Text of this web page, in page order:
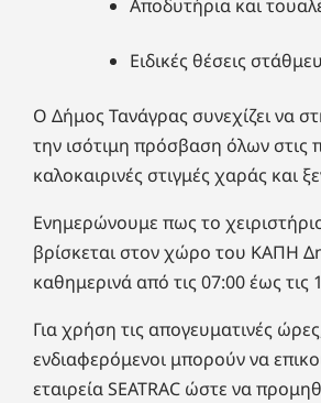
Αποδυτήρια και
Ειδικές θέσεις
Ο Δήμος Τανάγρας συνεχίζει να
την ισότιμη πρόσβαση όλων στις
καλοκαιρινές στιγμές χαράς και
Ενημερώνουμε πως το
βρίσκεται στον χώρο του ΚΑΠΗ
καθημερινά από τις 07:00 έως τις
Για χρήση τις απογευματινές
ενδιαφερόμενοι μπορούν να
εταιρεία SEATRAC ώστε να